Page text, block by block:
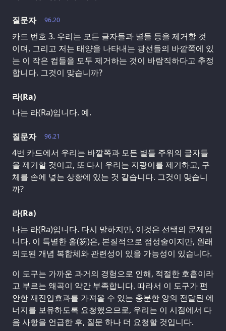
96.20
질문자
카드 번호 3. 우리는 모든 글자들과 별들 등을 제거할 것
이며, 그리고 저는 태양을 나타내는 광선들의 바깥쪽에 있
는 이 작은 컵들을 모두 제거하는 것이 바람직하다고 추정
합니다. 그것이 맞습니까?
라(Ra)
나는 라(Ra)입니다. 예.
96.21
질문자
4번 카드에서 우리는 바깥쪽과 모든 별들 주위의 글자들
을 제거할 것이고, 또 다시 우리는 지팡이를 제거하고, 구
체를 손에 넣는 상황에 있는 것 같습니다. 그것이 맞습니
까?
라(Ra)
나는 라(Ra)입니다. 다시 말하지만, 이것은 선택의 문제입
니다. 이 특별한 홀(笏)은, 본질적으로 점성술이지만, 원래
의도된 개념 복합체와 관련성이 있을 가능성이 있습니다.
이 도구는 가까운 과거의 경험으로 인해, 적절한 호흡이라
고 부르는 왜곡이 약간 부족합니다. 따라서 이 도구가 편
안한 재진입효과를 가져올 수 있는 충분한 양의 전달된 에
너지를 보유하도록 요청했으므로, 우리는 이 시점에서 다
음 사항을 언급한 후, 질문 하나 더 요청할 것입니다.